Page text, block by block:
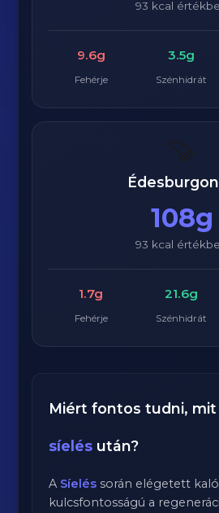
93 kcal
9.6g
Fehérje
3.5g
Szénhidrát
108g
93 kcal
1.7g
Fehérje
21.6g
Szénhidrát
Miért fontos tudni,
síelés után?
A Síelés során elégetett
kulcsfontosságú a